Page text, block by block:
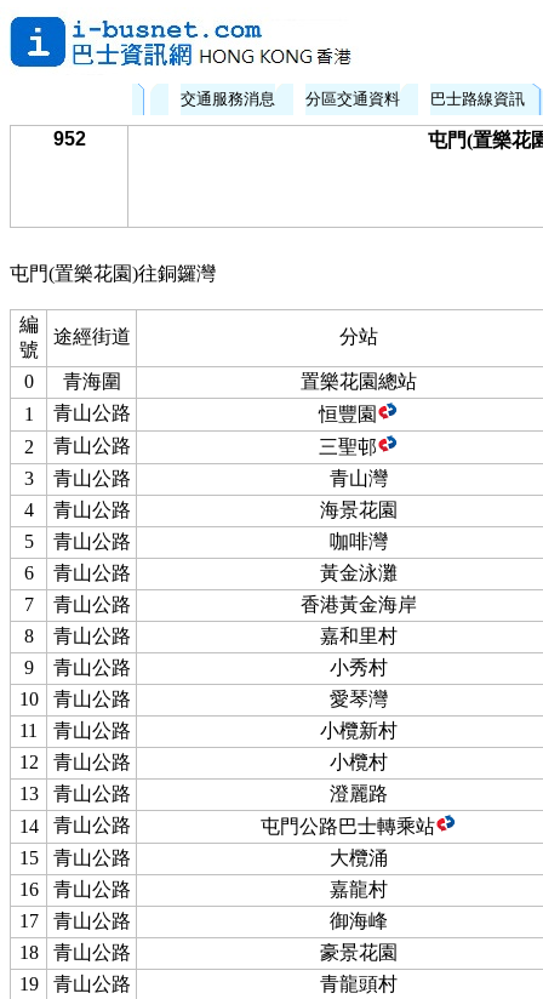
交通服務消息 分區交通資料 巴士路線資訊
952 屯門(置樂花
屯門(置樂花園)往銅鑼灣
編
號
途經街道 分站
0 青海圍
置樂花園總站
1
青山公路
恒豐園
2
青山公路
三聖邨
3
青山公路
青山灣
4
青山公路
海景花園
5
青山公路
咖啡灣
6
青山公路
黃金泳灘
7
青山公路
香港黃金海岸
8
青山公路
嘉和里村
9
青山公路
小秀村
10
青山公路
愛琴灣
11
青山公路
小欖新村
12
青山公路
小欖村
13
青山公路
澄麗路
14
青山公路
屯門公路巴士轉乘站
15
青山公路
大欖涌
16
青山公路
嘉龍村
17
青山公路
御海峰
18
青山公路
豪景花園
19
青山公路
青龍頭村